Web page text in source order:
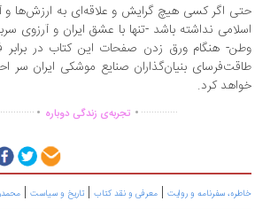
اگر كسی هیچ گرایش و علاقه‌ای به ارزش‌ها و
نداشته باشد -تنها با عشق ایران و آرزوی سربلندی
هنگام ورق زدن صفحات این كتاب در برابر
بنیان‌گذاران صنایع موشكی ایران سر احترام
كرد.
............... .تجربه‌ی زندگی دوباره ...............
سفرنامه‌ و روایت|معرفی و نقد کتاب|تاریخ و سیاست |محمدرضا زائری